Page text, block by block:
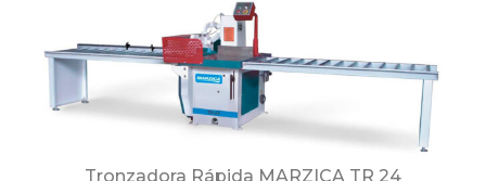
Tronzadora Rápida MARZICA TR 24